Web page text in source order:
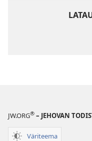
JW.ORG® – JEHOVAN
Väriteema